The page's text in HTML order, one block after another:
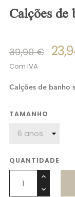
calções
39,90 €
Com IVA
Calções de banho
TAMANHO
QUANTIDADE